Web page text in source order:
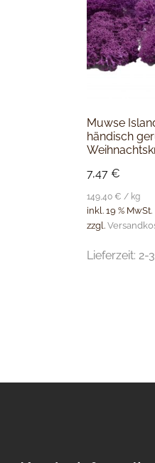
Muwse
händisch
7,47 €
149,40 € / kg
inkl. 19 % MwSt.
zzgl.
Lieferzeit: 2-